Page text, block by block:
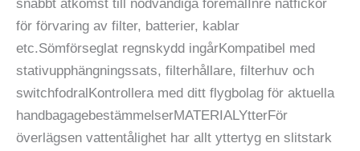
snabbt åtkomst till nödvändiga föremålInre nätfickor
för förvaring av filter, batterier, kablar
etc.Sömförseglat regnskydd ingårKompatibel med
stativupphängningssats, filterhållare, filterhuv och
switchfodralKontrollera med ditt flygbolag för aktuella
handbagagebestämmelserMATERIALYtterFör
överlägsen vattentålighet har allt yttertyg en slitstark